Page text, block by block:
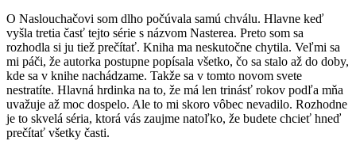
O Naslouchačovi som dlho počúvala samú chválu. Hlavne keď
vyšla tretia časť tejto série s názvom Nasterea. Preto som sa
rozhodla si ju tiež prečítať. Kniha ma neskutočne chytila. Veľmi sa
mi páči, že autorka postupne popísala všetko, čo sa stalo až do doby,
kde sa v knihe nachádzame. Takže sa v tomto novom svete
nestratíte. Hlavná hrdinka na to, že má len trinásť rokov podľa mňa
uvažuje až moc dospelo. Ale to mi skoro vôbec nevadilo. Rozhodne
je to skvelá séria, ktorá vás zaujme natoľko, že budete chcieť hneď
prečítať všetky časti.